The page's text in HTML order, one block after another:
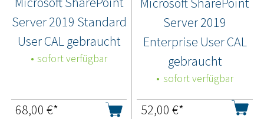
Server 2019 Standard
User CAL gebraucht
sofort verfügbar
68,00 €*
Server 2019
Enterprise User CAL
gebraucht
sofort verfügbar
52,00 €*